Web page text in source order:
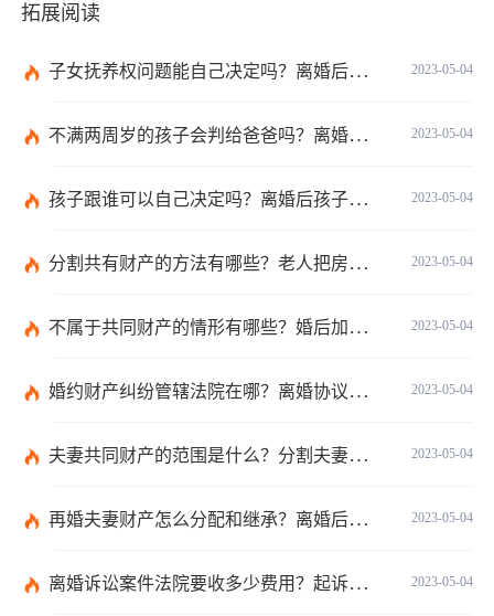
拓展阅读
2023-05-04
子女抚养权问题能自己决定吗？离婚后抚养权归谁比较有利于孩子的身心成长？
2023-05-04
不满两周岁的孩子会判给爸爸吗？离婚子女抚养权的原则是什么？
2023-05-04
孩子跟谁可以自己决定吗？离婚后孩子的抚养权一般会判给谁的几率比较高？
2023-05-04
分割共有财产的方法有哪些？老人把房子过户给子女属于夫妻共有财产吗？
2023-05-04
不属于共同财产的情形有哪些？婚后加上女方名字是共同财产吗？
2023-05-04
婚约财产纠纷管辖法院在哪？离婚协议财产纠纷约定管辖是哪里？
2023-05-04
夫妻共同财产的范围是什么？分割夫妻共同财产的原则有哪些？
2023-05-04
再婚夫妻财产怎么分配和继承？离婚后夫妻财产怎么分配？
2023-05-04
离婚诉讼案件法院要收多少费用？起诉离婚流程和费用是多少？